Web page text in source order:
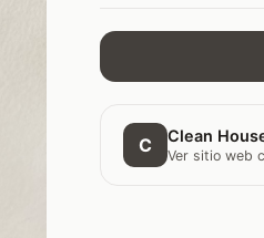
C Clean
Ver sitio web